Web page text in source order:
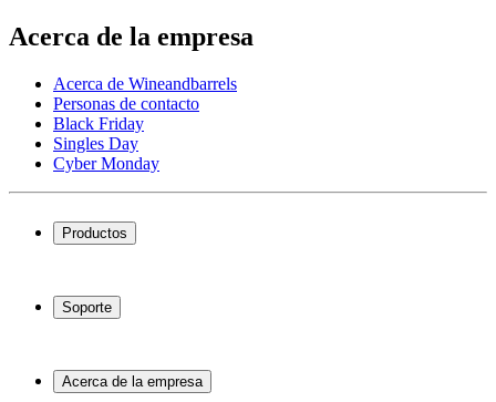
Acerca de la empresa
Acerca de Wineandbarrels
Personas de contacto
Black Friday
Singles Day
Cyber Monday
Productos
Botelleros
Muebles para vino
Soporte
Servicio
Pago
Acerca de la empresa